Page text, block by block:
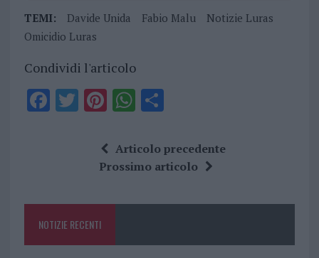
TEMI: Davide Unida Fabio Malu
Notizie Luras
Omicidio Luras
Condividi l'articolo
F
o
k
T Pi
te
re
W
at
s
p
S
a
re
Articolo precedente
Prossimo articolo
NOTIZIE RECENTI